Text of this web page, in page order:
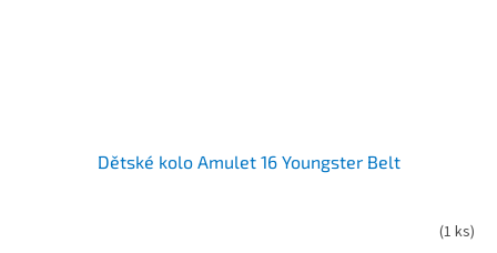
Dětské kolo Amulet 16 Youngster Belt
(1 ks)